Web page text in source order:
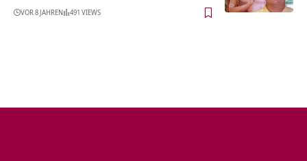
VOR 8 JAHREN 491 VIEWS